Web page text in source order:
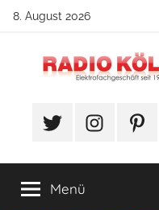
Zum
springen
8. August 2026
Radio
Hamburg
Lampenbau
#TwitterInstagram
Menü